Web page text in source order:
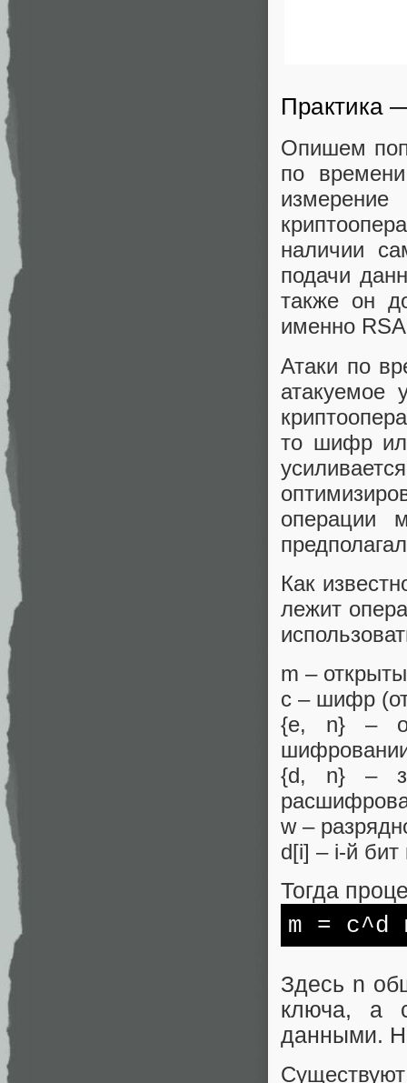
Практика
Опишем
по
наличии
подачи
также он
именно
Атаки по
атакуемое
то шифр
операции
Как
лежит
m –
c – шифр
{e, n} –
{d, n} –
w –
d[i] – i-й бит
Тогда
m = c^d
Здесь n
ключа, а
данными.